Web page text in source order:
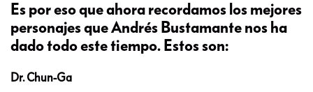
Es por eso que ahora recordamos los mejores
personajes que Andrés Bustamante nos ha
dado todo este tiempo. Estos son:
Dr. Chun-Ga